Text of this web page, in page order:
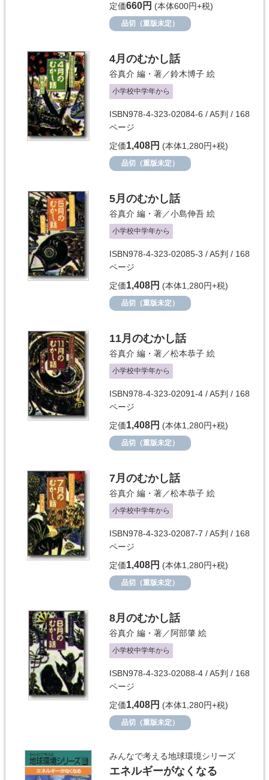
定価660円 (本体600円+税)
品切（重版未定）
4月のむかし話
谷真介 編・著／鈴木博子 絵
小学校中学年から
ISBN978-4-323-02084-6 / A5判 / 168
ページ
定価1,408円 (本体1,280円+税)
品切（重版未定）
5月のむかし話
谷真介 編・著／小島伸吾 絵
小学校中学年から
ISBN978-4-323-02085-3 / A5判 / 168
ページ
定価1,408円 (本体1,280円+税)
品切（重版未定）
11月のむかし話
谷真介 編・著／松本恭子 絵
小学校中学年から
ISBN978-4-323-02091-4 / A5判 / 168
ページ
定価1,408円 (本体1,280円+税)
品切（重版未定）
7月のむかし話
谷真介 編・著／松本恭子 絵
小学校中学年から
ISBN978-4-323-02087-7 / A5判 / 168
ページ
定価1,408円 (本体1,280円+税)
品切（重版未定）
8月のむかし話
谷真介 編・著／ 阿部肇 絵
小学校中学年から
ISBN978-4-323-02088-4 / A5判 / 168
ページ
定価1,408円 (本体1,280円+税)
品切（重版未定）
みんなで考える地球環境シリーズ
エネルギーがなくなる